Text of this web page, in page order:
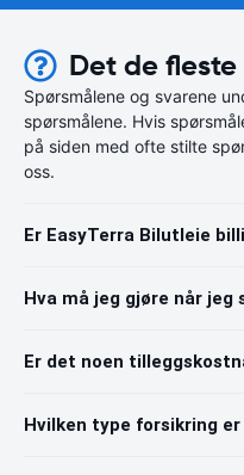
Det de
Spørsmålene og svarene
spørsmålene. Hvis
på siden med ofte stilte
oss.
Er EasyTerra Bilutleie
Hva må jeg gjøre når jeg
Er det noen
Hvilken type forsikring